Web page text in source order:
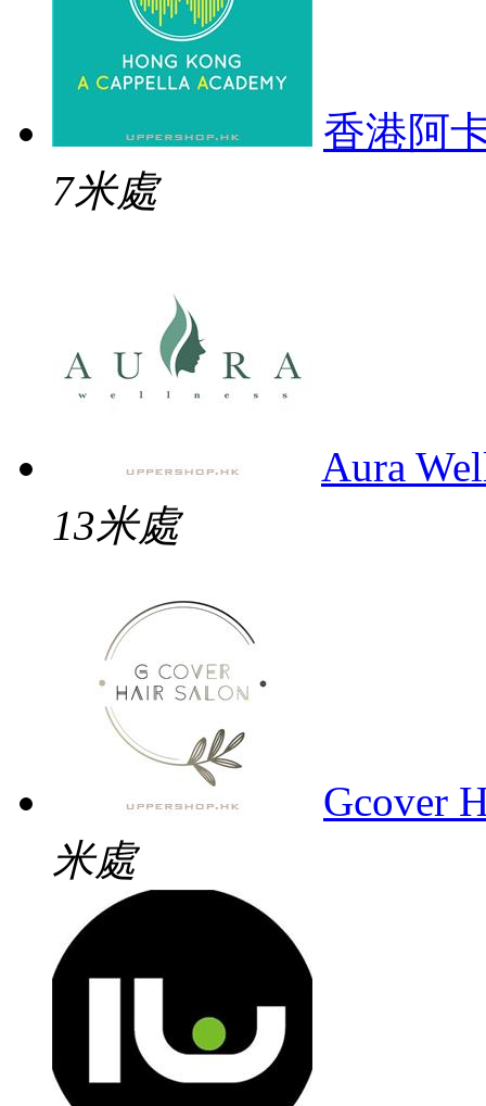
香港阿
7米處
Aura
13米處
Gcover
米處